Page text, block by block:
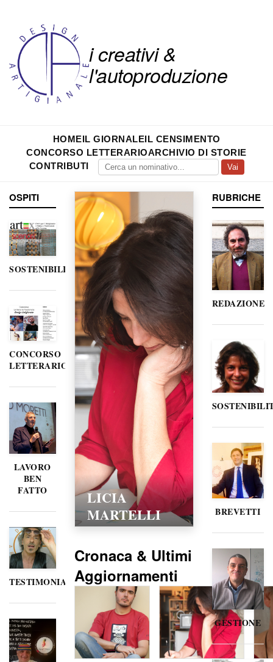
i creativi &
l'autoproduzione
HOMEIL GIORNALEIL CENSIMENTO
CONCORSO LETTERARIOARCHIVIO DI STORIE
CONTRIBUTI
Vai
OSPITI
SOSTENIBILITÀ
CONCORSO
LETTERARIO
LAVORO
BEN
FATTO
TESTIMONIANZE
LICIA
MARTELLI
Cronaca & Ultimi
Aggiornamenti
RUBRICHE
REDAZIONE
BREVETTI
GESTIONE